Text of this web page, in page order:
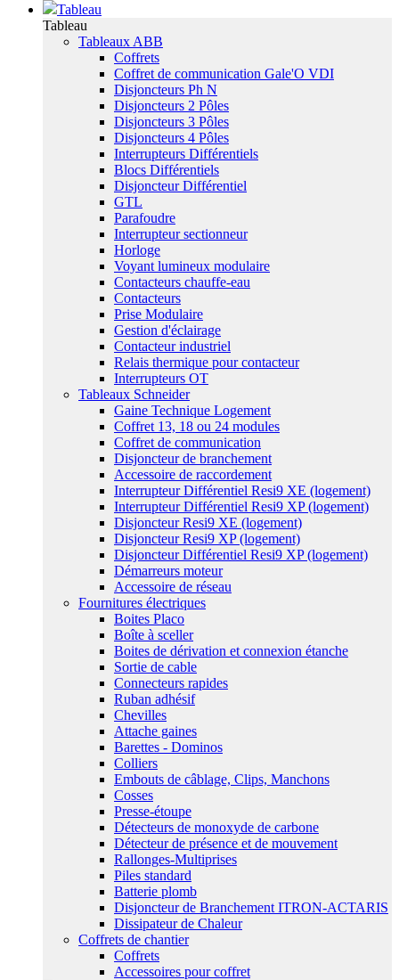
Tableau
Tableau
Tableaux ABB
Coffrets
Coffret de communication Gale'O VDI
Disjoncteurs Ph N
Disjoncteurs 2 Pôles
Disjoncteurs 3 Pôles
Disjoncteurs 4 Pôles
Interrupteurs Différentiels
Blocs Différentiels
Disjoncteur Différentiel
GTL
Parafoudre
Interrupteur sectionneur
Horloge
Voyant lumineux modulaire
Contacteurs chauffe-eau
Contacteurs
Prise Modulaire
Gestion d'éclairage
Contacteur industriel
Relais thermique pour contacteur
Interrupteurs OT
Tableaux Schneider
Gaine Technique Logement
Coffret 13, 18 ou 24 modules
Coffret de communication
Disjoncteur de branchement
Accessoire de raccordement
Interrupteur Différentiel Resi9 XE (logement)
Interrupteur Différentiel Resi9 XP (logement)
Disjoncteur Resi9 XE (logement)
Disjoncteur Resi9 XP (logement)
Disjoncteur Différentiel Resi9 XP (logement)
Démarreurs moteur
Accessoire de réseau
Fournitures électriques
Boites Placo
Boîte à sceller
Boites de dérivation et connexion étanche
Sortie de cable
Connecteurs rapides
Ruban adhésif
Chevilles
Attache gaines
Barettes - Dominos
Colliers
Embouts de câblage, Clips, Manchons
Cosses
Presse-étoupe
Détecteurs de monoxyde de carbone
Détecteur de présence et de mouvement
Rallonges-Multiprises
Piles standard
Batterie plomb
Disjoncteur de Branchement ITRON-ACTARIS
Dissipateur de Chaleur
Coffrets de chantier
Coffrets
Accessoires pour coffret